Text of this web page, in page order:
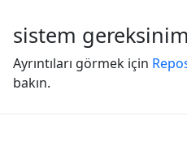
sistem
Ayrıntıları görmek için
bakın.